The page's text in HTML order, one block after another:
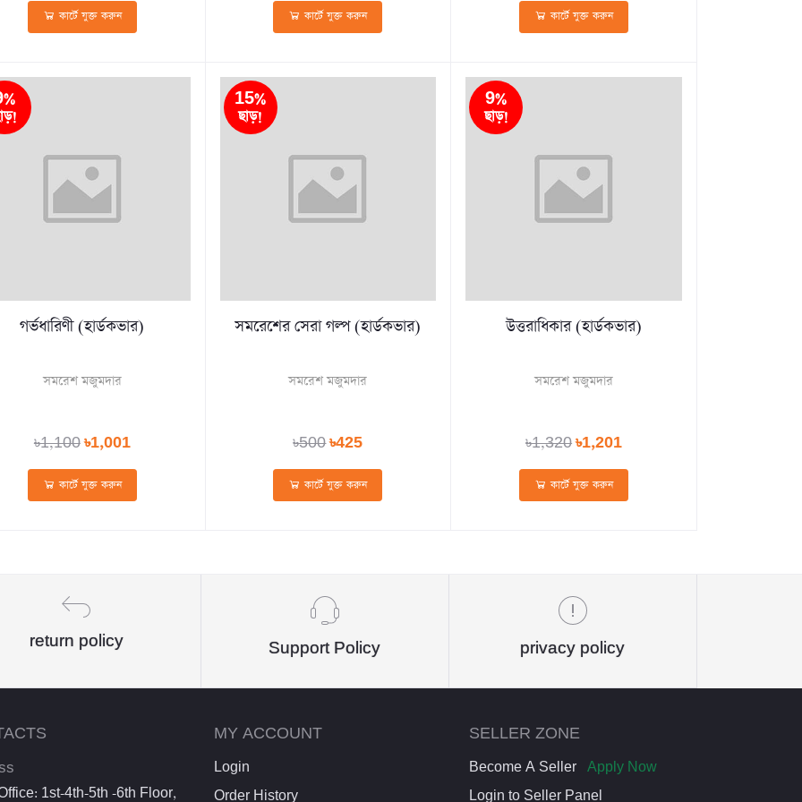
কার্টে যুক্ত করুন কার্টে যুক্ত করুন কার্টে যুক্ত করুন
গর্ভধারিণী (হার্ডকভার)
সমরেশ মজুমদার
৳1,100৳1,001
কার্টে যুক্ত করুন
15%
ছাড়!
সমরেশের সেরা গল্প (হার্ডকভার)
সমরেশ মজুমদার
৳500৳425
কার্টে যুক্ত করুন
9%
ছাড়!
উত্তরাধিকার (হার্ডকভার)
সমরেশ মজুমদার
৳1,320৳1,201
কার্টে যুক্ত করুন
return policy Support Policy privacy policy
1st-4th-5th -6th Floor,
MY ACCOUNT
Login
Order History
SELLER ZONE
Become A Seller
Apply Now
Login to Seller Panel